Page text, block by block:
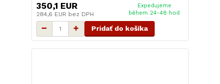
350,1 EUR
284,6 EUR bez DPH
Expedujeme
během 24-48 hod
Pridať do košíka